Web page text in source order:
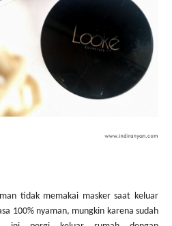
tidak memakai masker saat keluar
100% nyaman, mungkin karena sudah